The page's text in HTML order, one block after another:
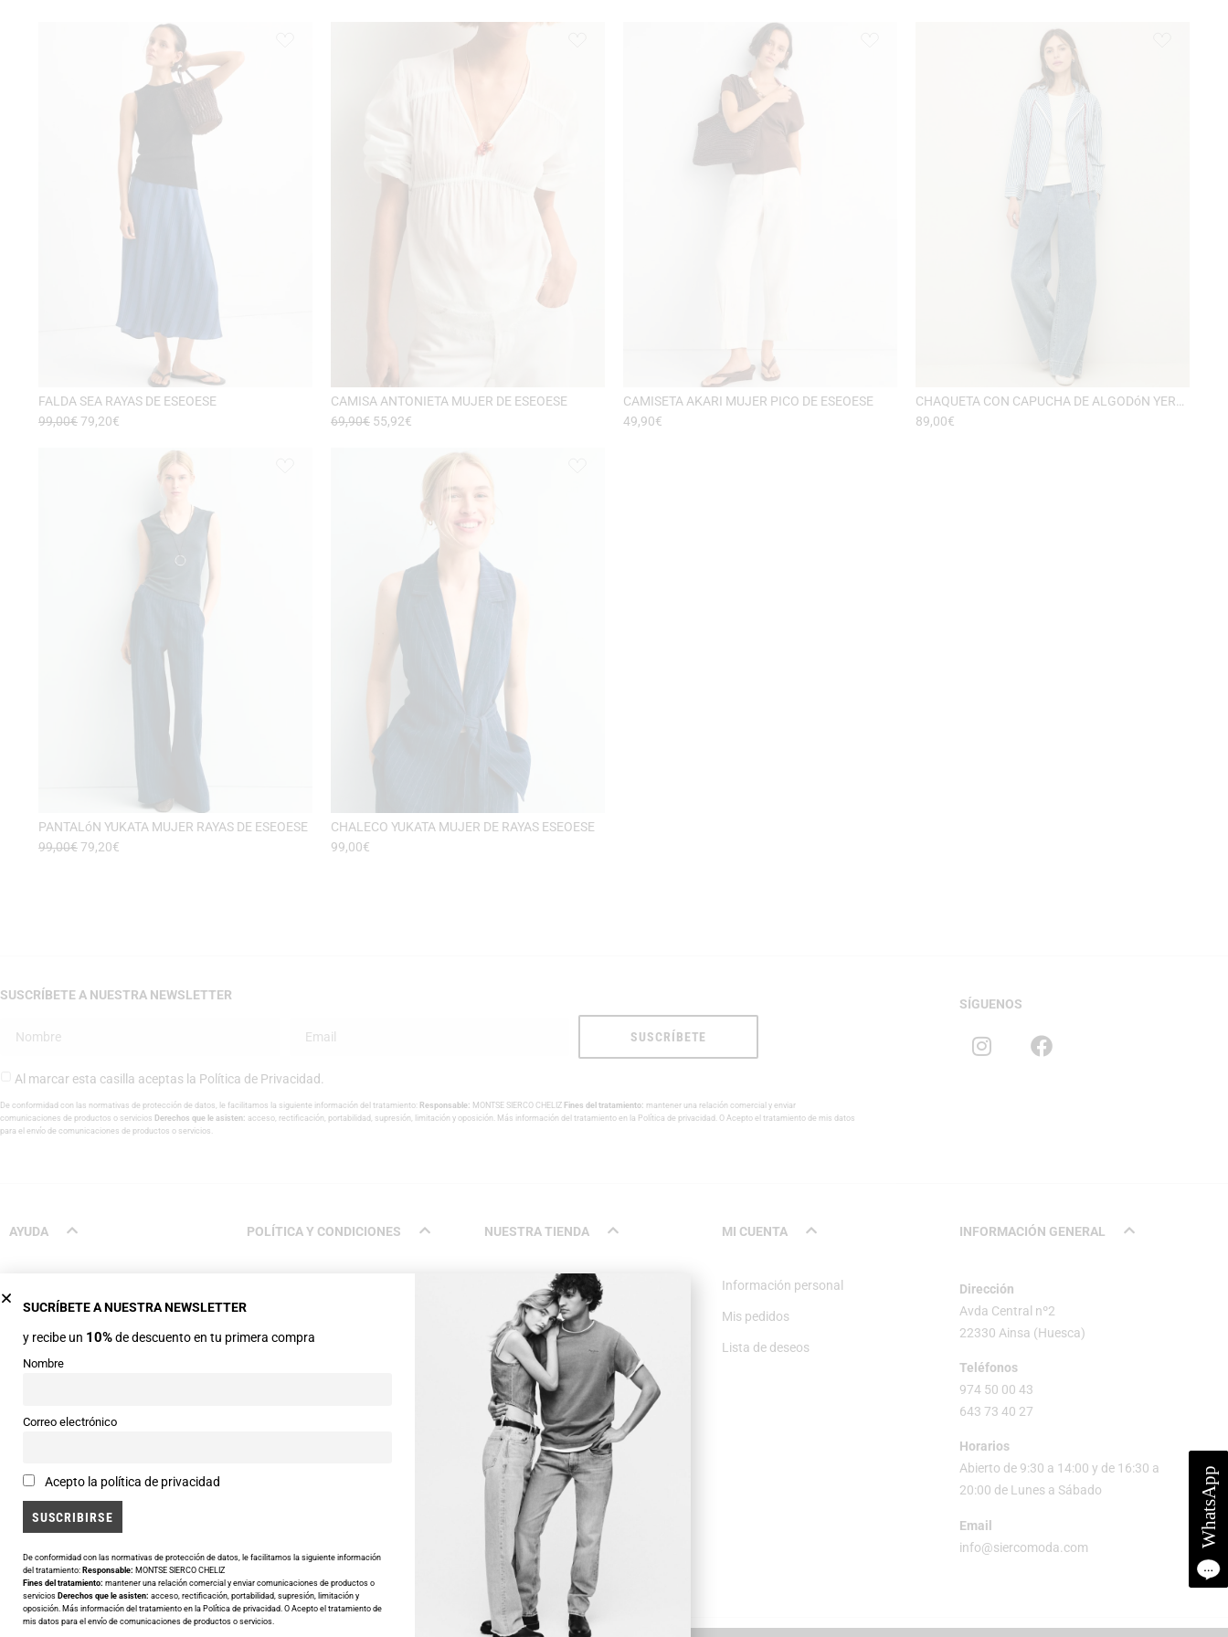
FALDA SEA RAYAS DE ESEOESE
99,00€79,20€
CAMISA ANTONIETA MUJER DE ESEOESE
69,90€ 55,92€
CAMISETA AKARI MUJER PICO DE ESEOESE
49,90€
89,00€
PANTALóN YUKATA MUJER RAYAS DE ESEOESE
99,00€79,20€
CHALECO YUKATA MUJER DE RAYAS ESEOESE
99,00€
SUSCRÍBETE A NUESTRA NEWSLETTER
Al marcar esta casilla aceptas la Política de Privacidad
De conformidad con las normativas de protección de datos, le facilitamos la siguiente información del tratamiento: Responsable: MONTSE SIERCO CHELIZ Fines del tratamiento: mantener una relación comercial y enviar
comunicaciones de productos o servicios Derechos que le asisten: acceso, rectificación, portabilidad, supresión, limitación y oposición. Más información del tratamiento en la Política de privacidad . O Acepto el tratamiento de mis datos
para el envío de comunicaciones de productos o servicios.
SUSCRÍBETE
SÍGUENOS
AYUDA
Métodos de pago
Envíos
POLÍTICA Y CONDICIONES
Política de privacidad
NUESTRA TIENDA
Contacto
MI CUENTA
Información personal
Mis pedidos
Lista de deseos
INFORMACIÓN GENERAL
Dirección
Avda Central nº2
22330 Ainsa (Huesca)
Teléfonos
974 50 00 43
643 73 40 27
Horarios
Abierto de 9:30 a 14:00 y de 16:30 a
20:00 de Lunes a Sábado
Email
info@siercomoda.com
SUCRÍBETE A NUESTRA NEWSLETTER
y recibe un 10%de descuento en tu primera compra
Nombre
Correo electrónico
Acepto la política de privacidad
De conformidad con las normativas de protección de datos, le facilitamos la siguiente información
del tratamiento: Responsable: MONTSE SIERCO CHELIZ
Fines del tratamiento: mantener una relación comercial y enviar comunicaciones de productos o
servicios Derechos que le asisten: acceso, rectificación, portabilidad, supresión, limitación y
oposición. Más información del tratamiento en la Política de privacidad. O Acepto el tratamiento de
mis datos para el envío de comunicaciones de productos o servicios.